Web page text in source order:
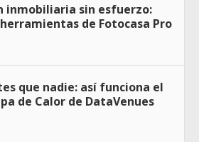
inmobiliaria sin esfuerzo:
de Fotocasa Pro
que nadie: así funciona el
de Calor de DataVenues